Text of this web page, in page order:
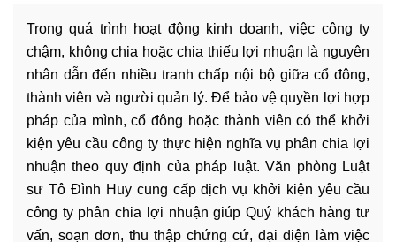
TỤC
LIÊN
HỆ
Trong quá trình hoạt động kinh doanh, việc công ty
chậm, không chia hoặc chia thiếu lợi nhuận là nguyên
nhân dẫn đến nhiều tranh chấp nội bộ giữa cổ đông,
thành viên và người quản lý. Để bảo vệ quyền lợi hợp
pháp của mình, cổ đông hoặc thành viên có thể khởi
kiện yêu cầu công ty thực hiện nghĩa vụ phân chia lợi
nhuận theo quy định của pháp luật. Văn phòng Luật
sư Tô Đình Huy cung cấp dịch vụ khởi kiện yêu cầu
công ty phân chia lợi nhuận giúp Quý khách hàng tư
vấn, soạn đơn, thu thập chứng cứ, đại diện làm việc